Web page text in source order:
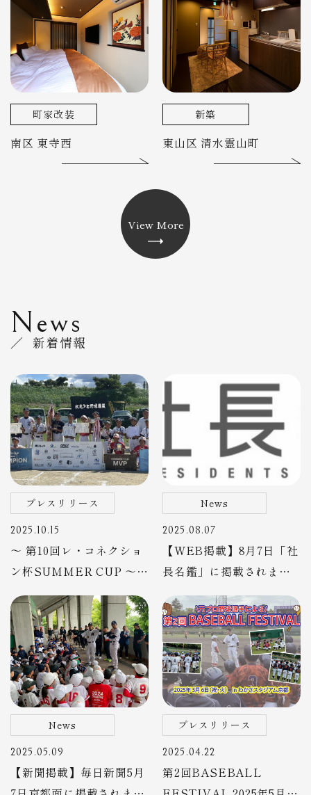
町家改装
南区 東寺西
新築
東山区 清水霊山町
View More
News
／ 新着情報
プレスリリース
2025.10.15
～ 第10回レ・コネクショ
ン杯SUMMER CUP ～
2025年10月13日、熱戦の
夏に幕
News
2025.08.07
【WEB掲載】8月7日「社
長名鑑」に掲載されまし
News
2025.05.09
【新聞掲載】毎日新聞5月
プレスリリース
2025.04.22
第2回BASEBALL